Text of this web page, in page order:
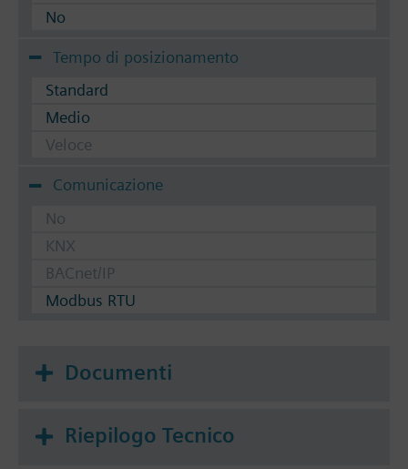
No
Tempo di posizionamento
Standard
Medio
Veloce
Comunicazione
No
KNX
BACnet/IP
Modbus RTU
Documenti
Riepilogo Tecnico